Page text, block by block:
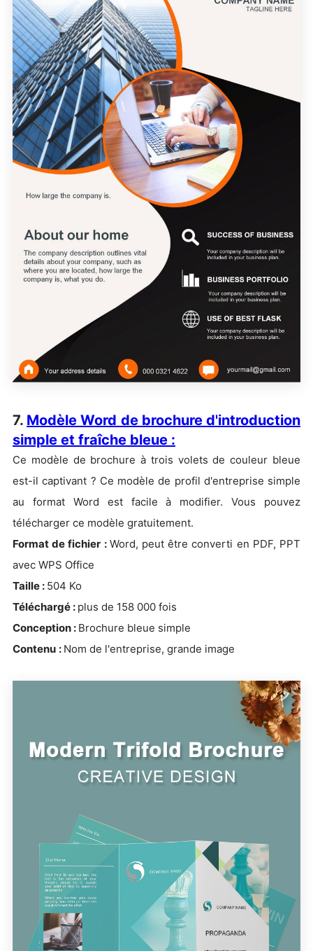
7. Modèle Word de brochure d'introduction
simple et fraîche bleue :
Ce modèle de brochure à trois volets de couleur bleue
est-il captivant ? Ce modèle de profil d'entreprise simple
au format Word est facile à modifier. Vous pouvez
télécharger ce modèle gratuitement.
Format de fichier : Word, peut être converti en PDF, PPT
avec WPS Office
Taille : 504 Ko
Téléchargé : plus de 158 000 fois
Conception : Brochure bleue simple
Contenu : Nom de l'entreprise, grande image